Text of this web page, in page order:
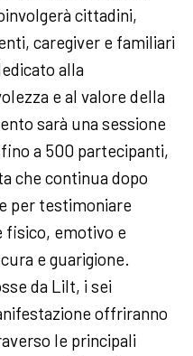
cittadini,
caregiver e familiari
alla
e al valore della
sarà una sessione
a 500 partecipanti,
che continua dopo
per testimoniare
fisico, emotivo e
e guarigione.
da Lilt, i sei
offriranno
le principali